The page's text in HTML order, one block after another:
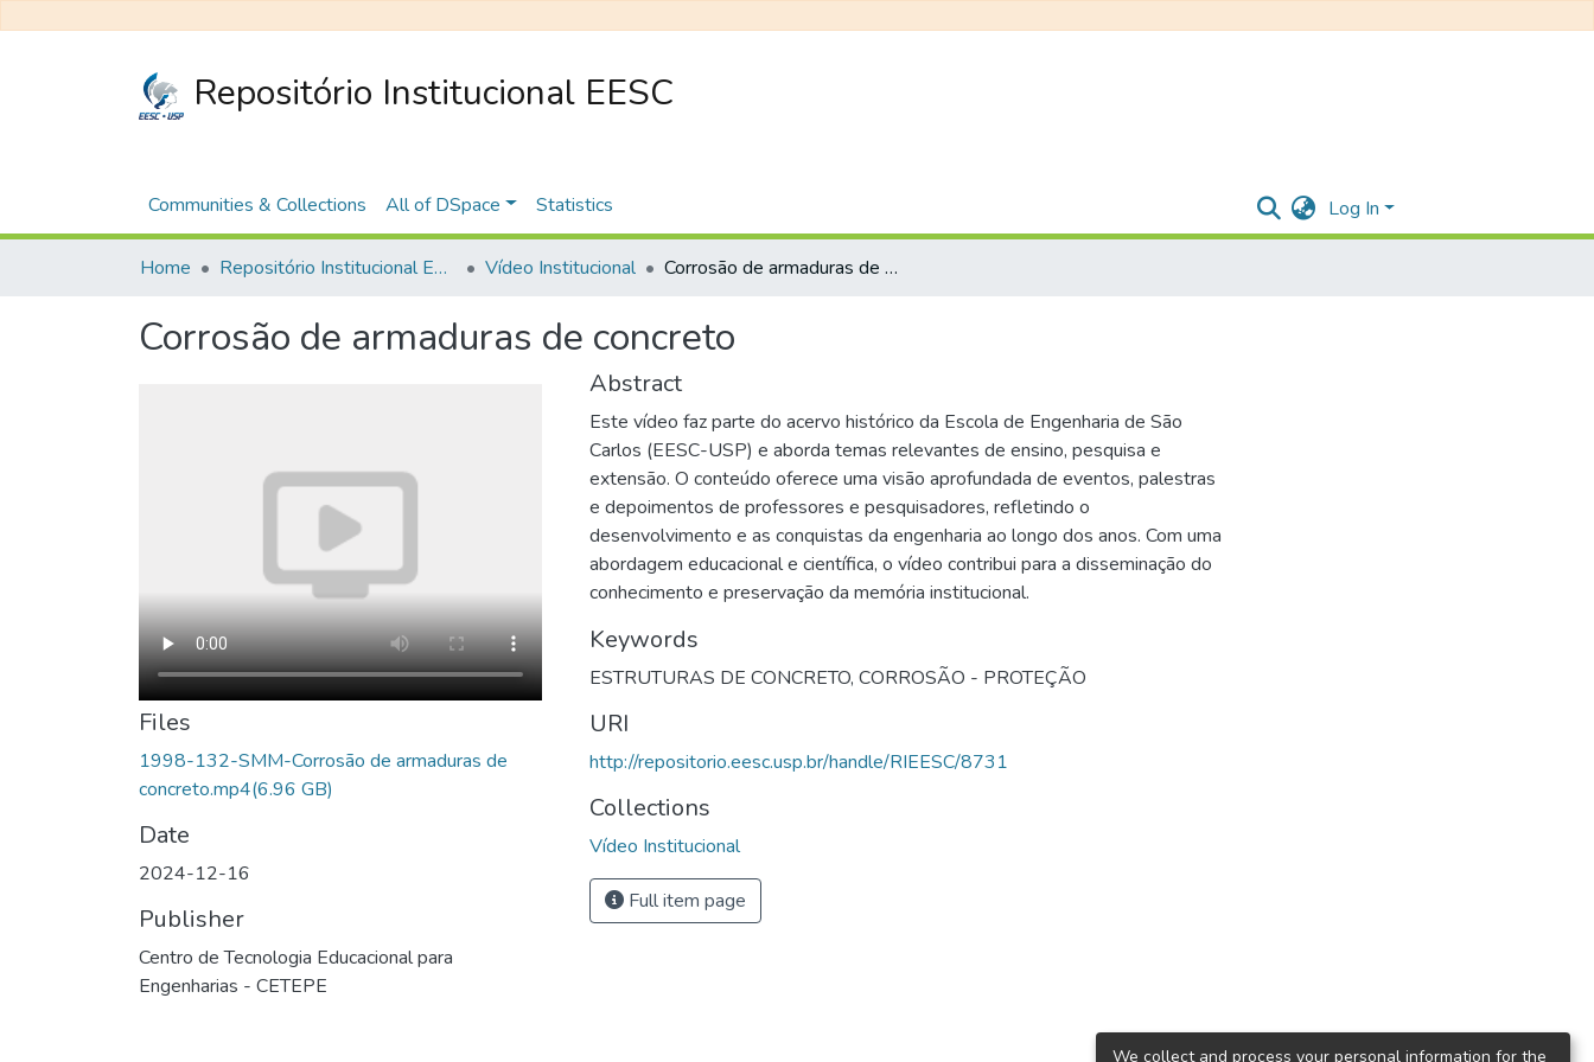
Repositório Institucional EESC
Communities & Collections All of DSpace Statistics Log In
Home Repositório Institucional EESC Vídeo Institucional Corrosão de armaduras de concreto
Corrosão de armaduras de concreto
Files
1998-132-SMM-Corrosão de armaduras de
concreto.mp4(6.96 GB)
Date
2024-12-16
Publisher
Centro de Tecnologia Educacional para
Engenharias - CETEPE
Abstract
Este vídeo faz parte do acervo histórico da Escola de Engenharia de São
Carlos (EESC-USP) e aborda temas relevantes de ensino, pesquisa e
extensão. O conteúdo oferece uma visão aprofundada de eventos, palestras
e depoimentos de professores e pesquisadores, refletindo o
desenvolvimento e as conquistas da engenharia ao longo dos anos. Com uma
abordagem educacional e científica, o vídeo contribui para a disseminação do
conhecimento e preservação da memória institucional.
Keywords
ESTRUTURAS DE CONCRETO, CORROSÃO - PROTEÇÃO
URI
http://repositorio.eesc.usp.br/handle/RIEESC/8731
Collections
Vídeo Institucional
Full item page
We collect and process your personal information for the